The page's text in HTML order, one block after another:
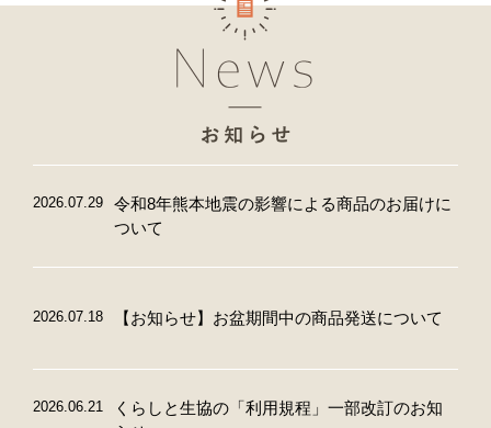
2026.07.29
令和8年熊本地震の影響による商品のお届けに
ついて
2026.07.18 【お知らせ】お盆期間中の商品発送について
2026.06.21
くらしと生協の「利用規程」一部改訂のお知